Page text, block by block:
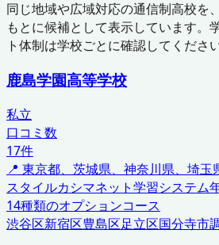
同じ地域や広域対応の通信制高校を
もとに候補として表示しています。
ト体制は学校ごとに確認してください
鹿島学園高等学校
私立
口コミ数
17件
📍 東京都、茨城県、神奈川県、埼玉
スタイルカシマネット学習システム
14種類のオプションコース
渋谷区新宿区豊島区足立区国分寺市